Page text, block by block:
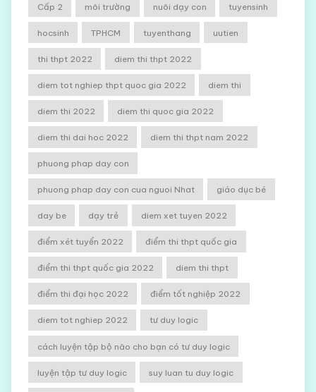
Cấp 2 môi trường nuôi dạy con tuyensinh
hocsinh TPHCM tuyenthang uutien
thi thpt 2022 diem thi thpt 2022
diem tot nghiep thpt quoc gia 2022 diem thi
diem thi 2022 diem thi quoc gia 2022
diem thi dai hoc 2022 diem thi thpt nam 2022
phuong phap day con
phuong phap day con cua nguoi Nhat giáo dục bé
day be dạy trẻ diem xet tuyen 2022
điểm xét tuyển 2022 điểm thi thpt quốc gia
điểm thi thpt quốc gia 2022 diem thi thpt
điểm thi đại học 2022 điểm tốt nghiệp 2022
diem tot nghiep 2022 tư duy logic
cách luyện tập bộ não cho bạn có tư duy logic
luyện tập tư duy logic suy luan tu duy logic